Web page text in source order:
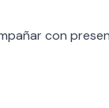
con